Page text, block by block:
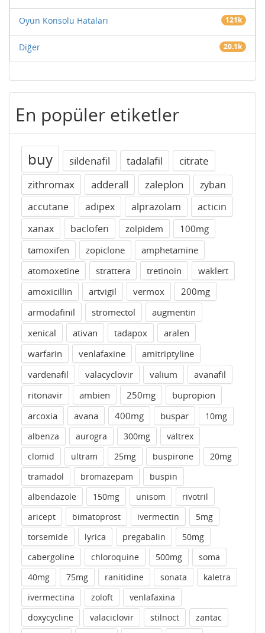
Oyun Konsolu Hataları 121k
Diğer 20.1k
En popüler etiketler
buy sildenafil tadalafil
citrate
zithromax
adderall zaleplon
zyban
accutane
adipex alprazolam
acticin
xanax
baclofen zolpidem
100mg
tamoxifen
zopiclone
amphetamine
atomoxetine
strattera tretinoin
waklert
amoxicillin
artvigil vermox
200mg
armodafinil
stromectol
augmentin
xenical
ativan tadapox
aralen
warfarin
venlafaxine
amitriptyline
vardenafil
valacyclovir valium
avanafil
ritonavir
ambien 250mg
bupropion
arcoxia
avana 400mg buspar
10mg
albenza
aurogra 300mg
valtrex
clomid
ultram 25mg buspirone
20mg
tramadol
bromazepam
buspin
albendazole
150mg unisom
rivotril
aricept
bimatoprost ivermectin
5mg
torsemide
lyrica pregabalin
50mg
cabergoline
chloroquine 500mg
soma
40mg
75mg ranitidine sonata
kaletra
ivermectina
zoloft
venlafaxina
doxycycline
valaciclovir stilnoct
zantac